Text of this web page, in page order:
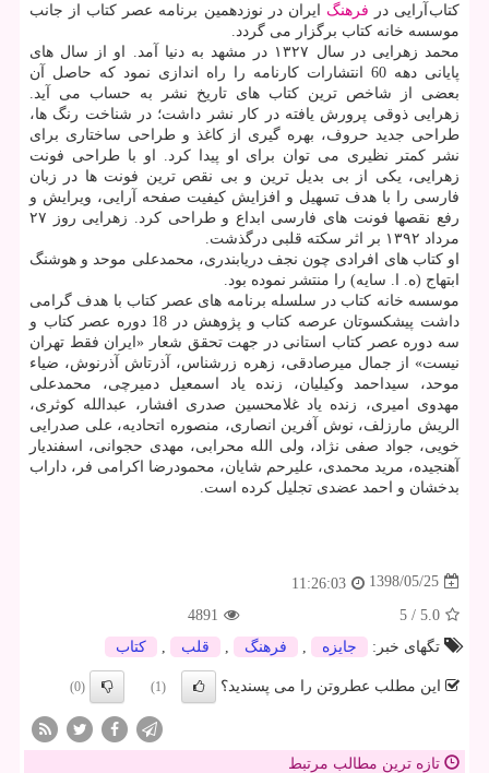
كتاب آرایی در فرهنگ ایران در نوزدهمین برنامه عصر كتاب از جانب
موسسه خانه كتاب برگزار می گردد.
محمد زهرایی در سال ۱۳۲۷ در مشهد به دنیا آمد. او از سال های
پایانی دهه 60 انتشارات كارنامه را راه اندازی نمود كه حاصل آن
بعضی از شاخص ترین كتاب های تاریخ نشر به حساب می آید.
زهرایی ذوقی پرورش یافته در كار نشر داشت؛ در شناخت رنگ ها،
طراحی جدید حروف، بهره گیری از كاغذ و طراحی ساختاری برای
نشر كمتر نظیری می توان برای او پیدا كرد. او با طراحی فونت
زهرایی، یكی از بی بدیل ترین و بی نقص ترین فونت ها در زبان
فارسی را با هدف تسهیل و افزایش كیفیت صفحه آرایی، ویرایش و
رفع نقصها فونت های فارسی ابداع و طراحی كرد. زهرایی روز ۲۷
مرداد ۱۳۹۲ بر اثر سكته قلبی درگذشت.
او كتاب های افرادی چون نجف دریابندری، محمدعلی موحد و هوشنگ
ابتهاج (ه. ا. سایه) را منتشر نموده بود.
موسسه خانه كتاب در سلسله برنامه های عصر كتاب با هدف گرامی
داشت پیشكسوتان عرصه كتاب و پژوهش در 18 دوره عصر كتاب و
سه دوره عصر كتاب استانی در جهت تحقق شعار «ایران فقط تهران
نیست» از جمال میرصادقی، زهره زرشناس، آذرتاش آذرنوش، ضیاء
موحد، سیداحمد وكیلیان، زنده یاد اسمعیل دمیرچی، محمدعلی
مهدوی امیری، زنده یاد غلامحسین صدری افشار، عبدالله كوثری،
الریش مارزلف، نوش آفرین انصاری، منصوره اتحادیه، علی صدرایی
خویی، جواد صفی نژاد، ولی الله محرابی، مهدی حجوانی، اسفندیار
آهنجیده، مرید محمدی، علیرحم شایان، محمودرضا اكرامی فر، داراب
بدخشان و احمد عضدی تجلیل كرده است.
1398/05/25
11:26:03
5.0
/
5
4891
تگهای خبر:
جایزه فرهنگ قلب كتاب
این مطلب عطروتن را می پسندید؟ (1)
(0)
تازه ترین مطالب مرتبط